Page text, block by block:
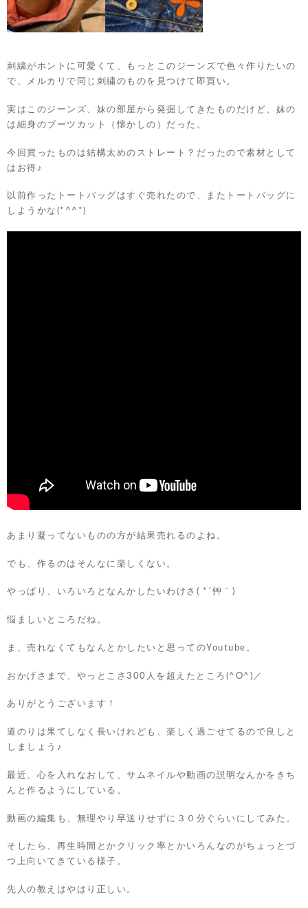
刺繍がホントに可愛くて、もっとこのジーンズで色々作りたいの
で、メルカリで同じ刺繍のものを見つけて即買い。
実はこのジーンズ、妹の部屋から発掘してきたものだけど、妹の
は細身のブーツカット（懐かしの）だった。
今回買ったものは結構太めのストレート？だったので素材として
はお得♪
以前作ったトートバッグはすぐ売れたので、またトートバッグに
しようかな(*^^*)
あまり凝ってないものの方が結果売れるのよね。
でも、作るのはそんなに楽しくない。
やっぱり、いろいろとなんかしたいわけさ( *´艸｀)
悩ましいところだね。
ま、売れなくてもなんとかしたいと思ってのYoutube。
おかげさまで、やっとこさ300人を超えたところ(^O^)／
ありがとうございます！
道のりは果てしなく長いけれども、楽しく過ごせてるので良しと
しましょう♪
最近、心を入れなおして、サムネイルや動画の説明なんかをきち
んと作るようにしている。
動画の編集も、無理やり早送りせずに３０分ぐらいにしてみた。
そしたら、再生時間とかクリック率とかいろんなのがちょっとづ
つ上向いてきている様子。
先人の教えはやはり正しい。